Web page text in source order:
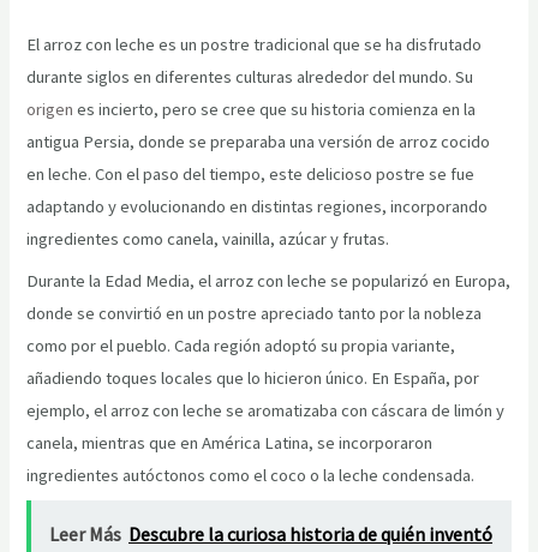
El arroz con leche es un postre tradicional que se ha disfrutado
durante siglos en diferentes culturas alrededor del mundo. Su
origen es incierto, pero se cree que su historia comienza en la
antigua Persia, donde se preparaba una versión de arroz cocido
en leche. Con el paso del tiempo, este delicioso postre se fue
adaptando y evolucionando en distintas regiones, incorporando
ingredientes como canela, vainilla, azúcar y frutas.
Durante la Edad Media, el arroz con leche se popularizó en Europa,
donde se convirtió en un postre apreciado tanto por la nobleza
como por el pueblo. Cada región adoptó su propia variante,
añadiendo toques locales que lo hicieron único. En España, por
ejemplo, el arroz con leche se aromatizaba con cáscara de limón y
canela, mientras que en América Latina, se incorporaron
ingredientes autóctonos como el coco o la leche condensada.
Leer Más Descubre la curiosa historia de quién inventó